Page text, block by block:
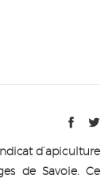
d’apiculture
de Savoie. Ce